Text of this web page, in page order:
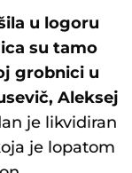
u logoru
su tamo
grobnici u
Aleksej
je likvidiran
je lopatom